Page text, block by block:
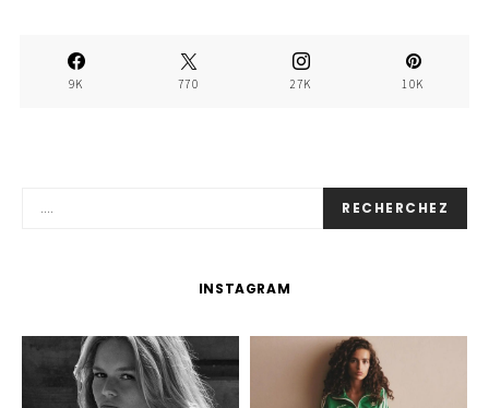
9K 770 27K 10K
RECHERCHEZ
INSTAGRAM